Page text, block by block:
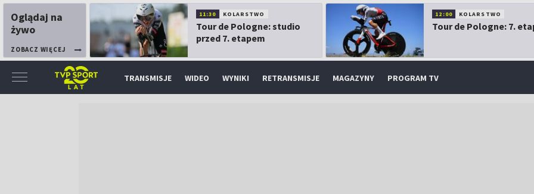
Oglądaj na
żywo
ZOBACZ WIĘCEJ
11:30 KOLARSTWO
Tour de Pologne: studio
przed 7. etapem
12:00 KOLARSTWO
Tour de Pologne: 7.
TRANSMISJE WIDEO WYNIKI RETRANSMISJE MAGAZYNY PROGRAM TV